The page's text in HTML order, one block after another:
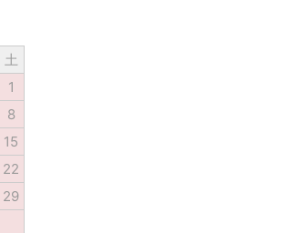
土
1
8
15
22
29